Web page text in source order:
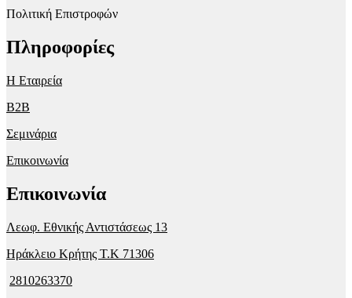
Πολιτική Επιστροφών
Πληροφορίες
Η Εταιρεία
B2B
Σεμινάρια
Επικοινωνία
Επικοινωνία
Λεωφ. Εθνικής Αντιστάσεως 13
Ηράκλειο Κρήτης T.K 71306
2810263370